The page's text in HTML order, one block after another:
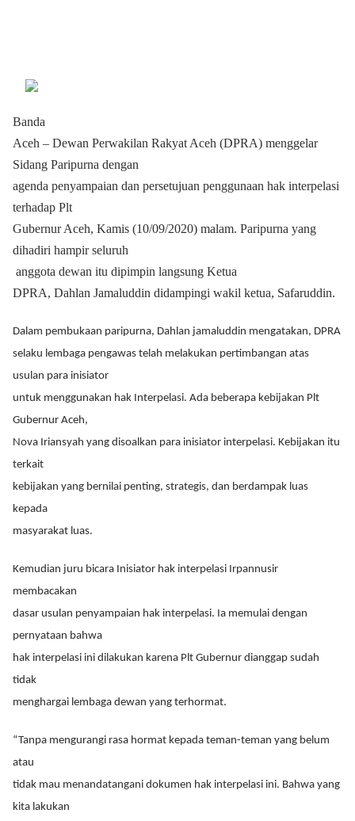
Banda
Aceh – Dewan Perwakilan Rakyat Aceh (DPRA) menggelar
Sidang Paripurna dengan
agenda penyampaian dan persetujuan penggunaan hak interpelasi
terhadap Plt
Gubernur Aceh, Kamis (10/09/2020) malam. Paripurna yang
dihadiri hampir seluruh
anggota dewan itu dipimpin langsung Ketua
DPRA, Dahlan Jamaluddin didampingi wakil ketua, Safaruddin.
Dalam pembukaan paripurna, Dahlan jamaluddin mengatakan, DPRA
selaku lembaga pengawas telah melakukan pertimbangan atas
usulan para inisiator
untuk menggunakan hak Interpelasi. Ada beberapa kebijakan Plt
Gubernur Aceh,
Nova Iriansyah yang disoalkan para inisiator interpelasi. Kebijakan itu
terkait
kebijakan yang bernilai penting, strategis, dan berdampak luas
kepada
masyarakat luas.
Kemudian juru bicara Inisiator hak interpelasi Irpannusir
membacakan
dasar usulan penyampaian hak interpelasi. Ia memulai dengan
pernyataan bahwa
hak interpelasi ini dilakukan karena Plt Gubernur dianggap sudah
tidak
menghargai lembaga dewan yang terhormat.
“Tanpa mengurangi rasa hormat kepada teman-teman yang belum
atau
tidak mau menandatangani dokumen hak interpelasi ini. Bahwa yang
kita lakukan